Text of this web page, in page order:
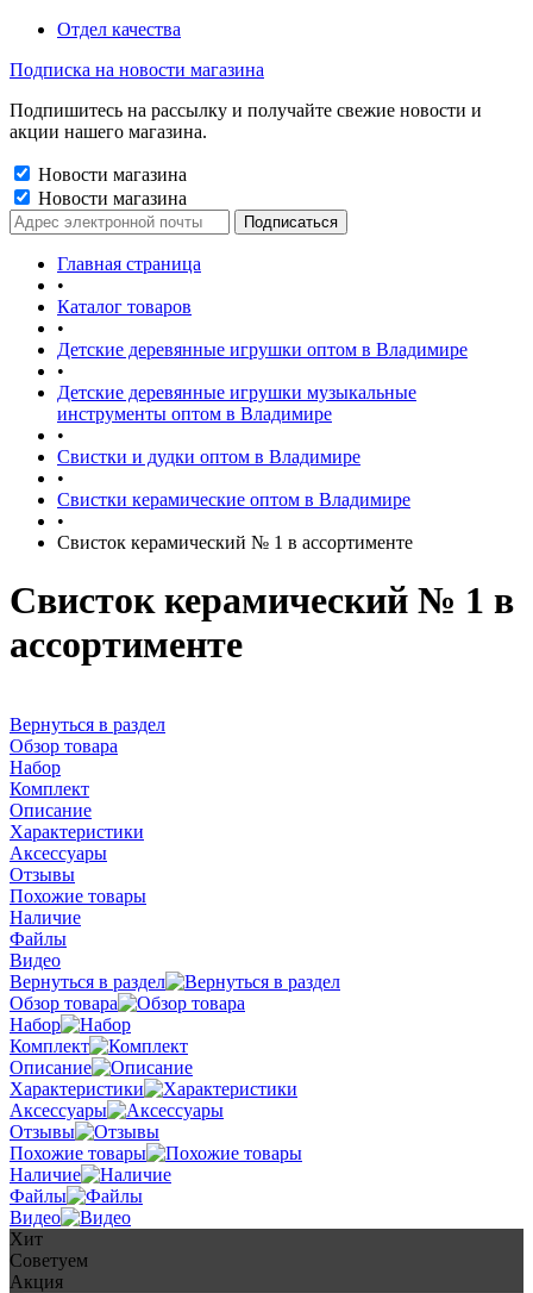
Отдел качества
Подписка на новости магазина
Подпишитесь на рассылку и получайте свежие новости и
акции нашего магазина.
Новости магазина
Новости магазина
Главная страница
•
Каталог товаров
•
Детские деревянные игрушки оптом в Владимире
•
Детские деревянные игрушки музыкальные
инструменты оптом в Владимире
•
Свистки и дудки оптом в Владимире
•
Свистки керамические оптом в Владимире
•
Свисток керамический № 1 в ассортименте
Свисток керамический № 1 в
ассортименте
Вернуться в раздел
Обзор товара
Набор
Комплект
Описание
Характеристики
Аксессуары
Отзывы
Похожие товары
Наличие
Файлы
Видео
Вернуться в раздел
Обзор товара
Набор
Комплект
Описание
Характеристики
Аксессуары
Отзывы
Похожие товары
Наличие
Файлы
Видео
Хит
Советуем
Акция